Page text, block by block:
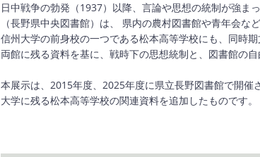
日中戦争の勃発（1937）以降、言論や思想の統制が強ま
（長野県中央図書館）は、 県内の農村図書館や青年会な
信州大学の前身校の一つである松本高等学校にも、同時
両館に残る資料を基に、戦時下の思想統制と、図書館の
本展示は、2015年度、2025年度に県立長野図書館で開
大学に残る松本高等学校の関連資料を追加したものです。